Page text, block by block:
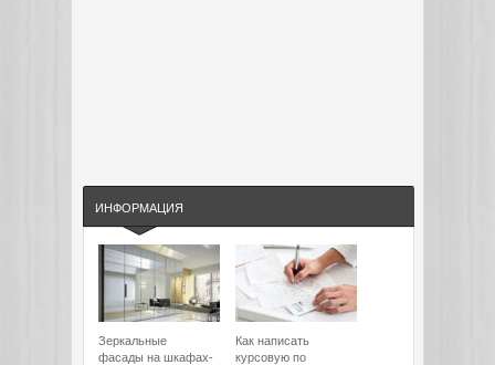
ИНФОРМАЦИЯ
Зеркальные
фасады на шкафах-
Как написать
курсовую по